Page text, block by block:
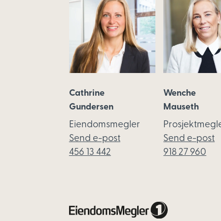
Cathrine
Gundersen
Eiendomsmegler
Send e-post
456 13 442
Wenche
Mauseth
Send e-post
918 27 960